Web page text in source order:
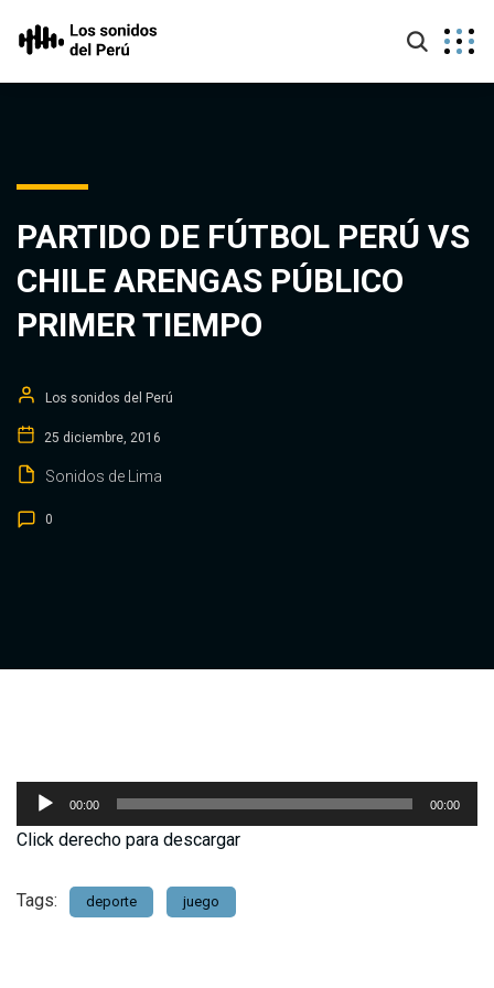
PARTIDO DE FÚTBOL PERÚ VS
CHILE ARENGAS PÚBLICO
PRIMER TIEMPO
Los sonidos del Perú
25 diciembre, 2016
Sonidos de Lima
0
Reproductor
de
audio
00:00 00:00
Click derecho para descargar
Tags: deporte juego